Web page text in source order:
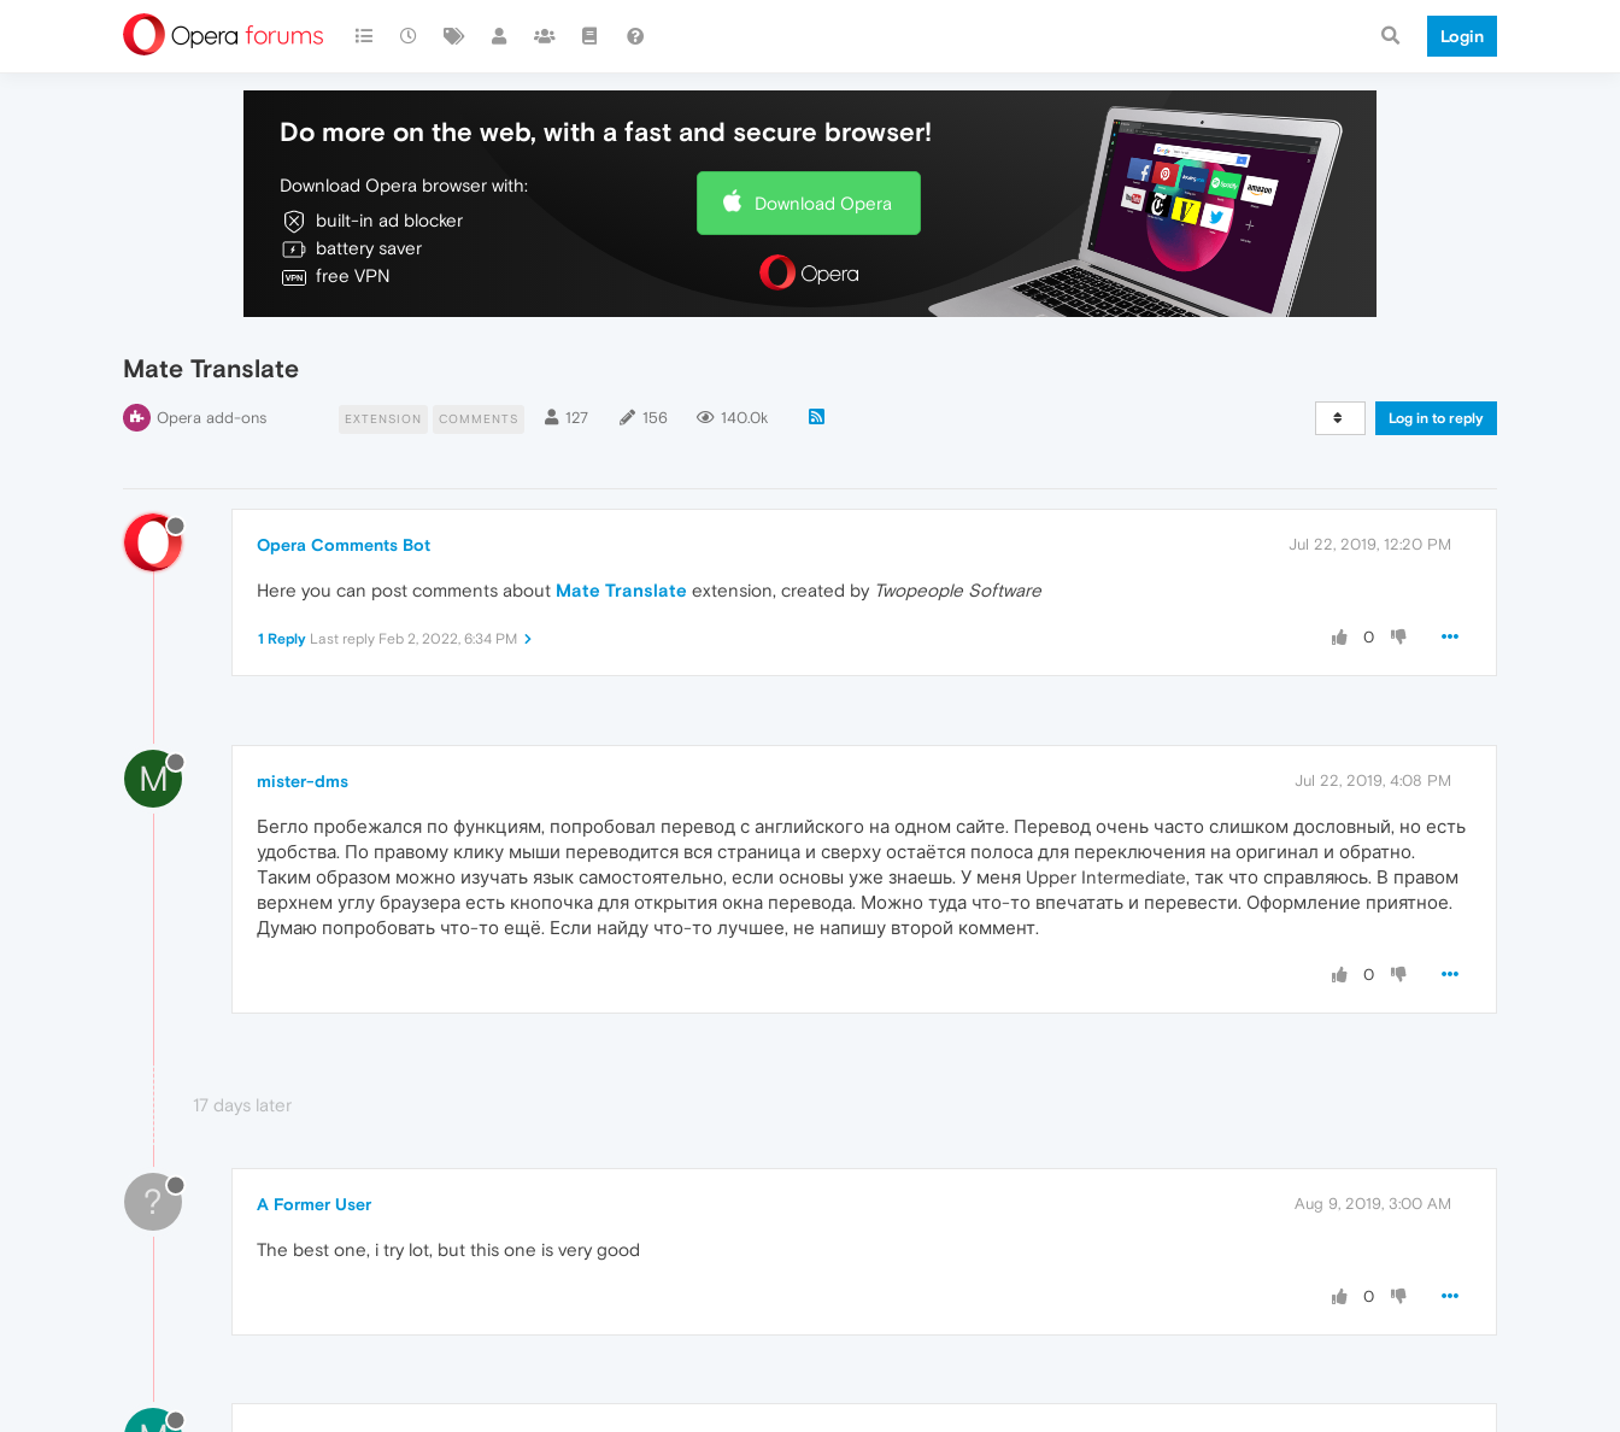
Login
Do more on the web, with a fast and secure browser!
Download Opera browser with:
built-in ad blocker
battery saver
free VPN
Download Opera
Mate Translate
Opera add-ons EXTENSION COMMENTS 127 156 140.0k Log in to reply
Opera Comments Bot Jul 22, 2019, 12:20 PM
Here you can post comments about Mate Translate extension, created by Twopeople Software
0
1 Reply Last reply Feb 2, 2022, 6:34 PM
M mister-dms Jul 22, 2019, 4:08 PM
Бегло пробежался по функциям, попробовал перевод с английского на одном сайте. Перевод очень часто слишком дословный, но есть
удобства. По правому клику мыши переводится вся страница и сверху остаётся полоса для переключения на оригинал и обратно.
Таким образом можно изучать язык самостоятельно, если основы уже знаешь. У меня Upper Intermediate, так что справляюсь. В правом
верхнем углу браузера есть кнопочка для открытия окна перевода. Можно туда что-то впечатать и перевести. Оформление приятное.
Думаю попробовать что-то ещё. Если найду что-то лучшее, не напишу второй коммент.
0
17 days later
? A Former User Aug 9, 2019, 3:00 AM
The best one, i try lot, but this one is very good
0